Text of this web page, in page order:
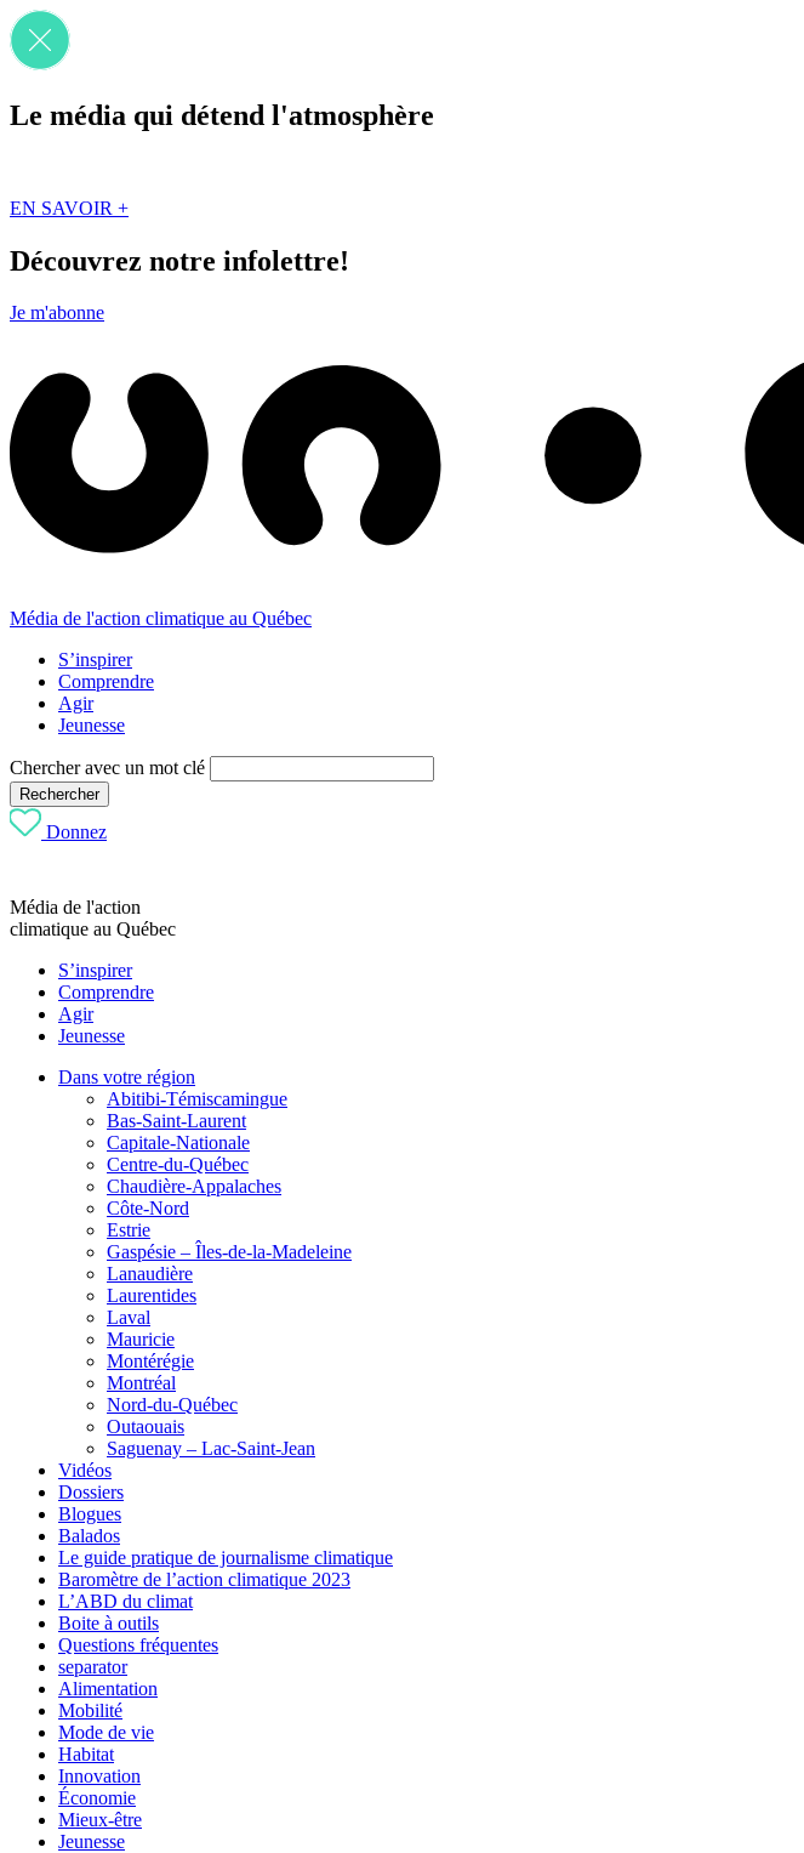
Le média qui détend l'atmosphère
EN SAVOIR +
Découvrez notre infolettre!
Je m'abonne
Média de l'action climatique au Québec
S’inspirer
Comprendre
Agir
Jeunesse
Chercher avec un mot clé
Rechercher
Donnez
Média de l'action
climatique au Québec
S’inspirer
Comprendre
Agir
Jeunesse
Dans votre région
Abitibi-Témiscamingue
Bas-Saint-Laurent
Capitale-Nationale
Centre-du-Québec
Chaudière-Appalaches
Côte-Nord
Estrie
Gaspésie – Îles-de-la-Madeleine
Lanaudière
Laurentides
Laval
Mauricie
Montérégie
Montréal
Nord-du-Québec
Outaouais
Saguenay – Lac-Saint-Jean
Vidéos
Dossiers
Blogues
Balados
Le guide pratique de journalisme climatique
Baromètre de l’action climatique 2023
L’ABD du climat
Boite à outils
Questions fréquentes
separator
Alimentation
Mobilité
Mode de vie
Habitat
Innovation
Économie
Mieux-être
Jeunesse